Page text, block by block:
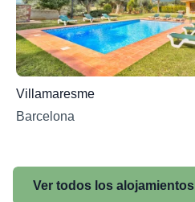
Villamaresme
Barcelona
Ver todos los alojamientos